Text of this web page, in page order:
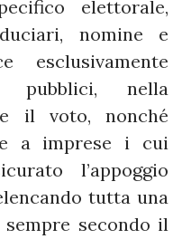
elettorale,
nomine e
esclusivamente
nella
il voto, nonché
a imprese i cui
l’appoggio
tutta una
secondo il